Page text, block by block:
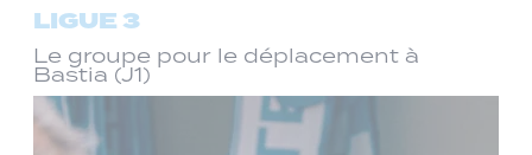
LIGUE 3
Le groupe pour le déplacement à
Bastia (J1)